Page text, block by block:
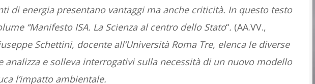
di energia presentano vantaggi ma anche criticità. In questo testo
“Manifesto ISA. La Scienza al centro dello Stato“. (AA.VV.,
Schettini, docente all’Università Roma Tre, elenca le diverse
analizza e solleva interrogativi sulla necessità di un nuovo modello
l’impatto ambientale.